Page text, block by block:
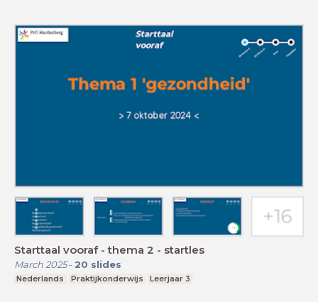
Starttaal vooraf - thema 2 - startles
March 2025- 20 slides
Nederlands Praktijkonderwijs Leerjaar 3